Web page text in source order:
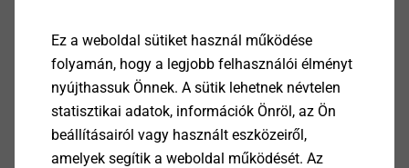
EJOWELD ®Services
Ez a weboldal sütiket használ működése
folyamán, hogy a legjobb felhasználói élményt
nyújthassuk Önnek. A sütik lehetnek névtelen
statisztikai adatok, információk Önröl, az Ön
beállításairól vagy használt eszközeiről,
amelyek segítik a weboldal működését. Az